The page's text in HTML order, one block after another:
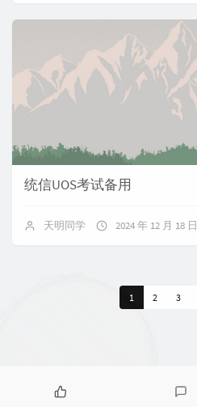
统信UOS考试备用
天明同学 2024 年 12 月 18 日
1 2 3